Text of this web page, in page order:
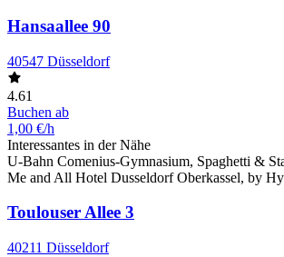
Hansaallee 90
40547 Düsseldorf
4.61
Buchen ab
1,00 €/h
Interessantes in der Nähe
U-Bahn Comenius-Gymnasium, Spaghetti &
Me and All Hotel Dusseldorf Oberkassel, by
Toulouser Allee 3
40211 Düsseldorf